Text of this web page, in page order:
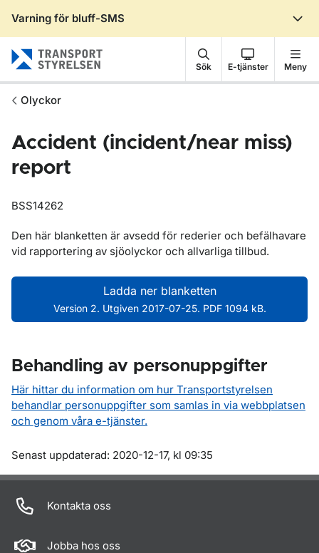
Varning för bluff-SMS
Sök E-tjänster Meny
Olyckor
Accident (incident/near miss)
report
BSS14262
Den här blanketten är avsedd för rederier och befälhavare
vid rapportering av sjöolyckor och allvarliga tillbud.
Ladda ner blanketten
Version 2. Utgiven 2017-07-25. PDF 1094 kB.
Behandling av personuppgifter
Här hittar du information om hur Transportstyrelsen
behandlar personuppgifter som samlas in via webbplatsen
och genom våra e-tjänster.
Om sidan
Senast uppdaterad: 2020-12-17, kl 09:35
Kontakta oss
Jobba hos oss